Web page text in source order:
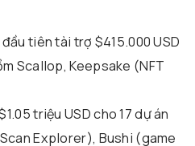
tiên tài trợ $415.000 USD
Scallop, Keepsake (NFT
triệu USD cho 17 dự án
Explorer), Bushi (game